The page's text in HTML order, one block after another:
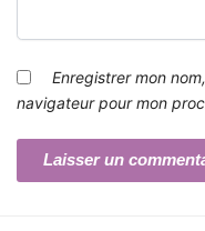
Enregistrer mon
navigateur pour mon